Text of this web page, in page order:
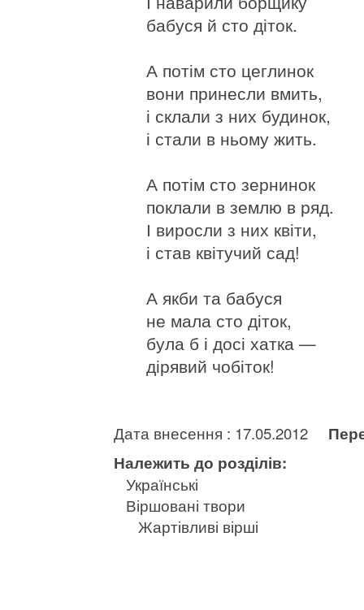
бабуся й сто діток.
А потім сто цеглинок
вони принесли вмить,
і склали з них будинок,
і стали в ньому жить.
А потім сто зернинок
поклали в землю в ряд.
І виросли з них квіти,
і став квітучий сад!
А якби та бабуся
не мала сто діток,
була б і досі хатка —
дірявий чобіток!
Дата внесення : 17.05.2012
Належить до розділів:
Українські
Віршовані твори
Жартівливі вірші